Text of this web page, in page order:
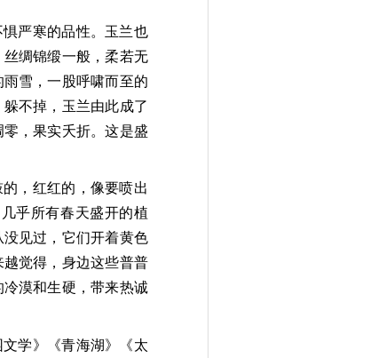
严寒的品性。玉兰也
绸锦缎一般，柔若无
雪，一股呼啸而至的
躲不掉，玉兰由此成了
，果实夭折。这是盛
，红红的，像要喷出
乎所有春天盛开的植
没见过，它们开着黄色
越觉得，身边这些普普
冷漠和生硬，带来热诚
学》《青海湖》《太